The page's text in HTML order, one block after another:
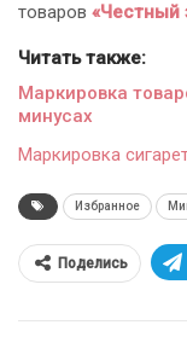
товаров «Честный
Читать также:
Маркировка
минусах
Маркировка
Избранное
Поделись